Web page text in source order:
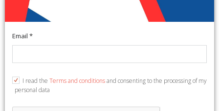
Ritrovarsi. Dal prologo all'incarico
di attività formativa Volume I
Email *
I read the Terms and conditionsand consenting to the processing of my
personal data